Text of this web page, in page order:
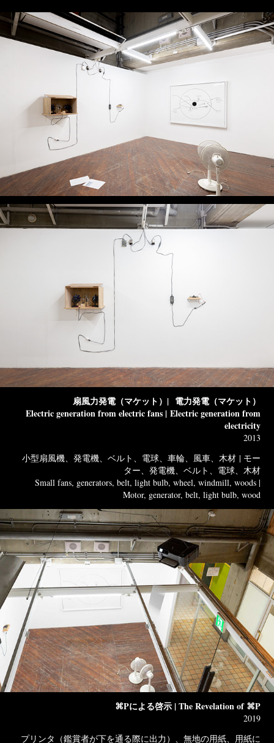
扇風力発電（マケット）| 電力発電（マケット）
Electric generation from electric fans |Electric generation from
electricity
2013
小型扇風機、発電機、ベルト、電球、車輪、風車、木材 | モー
ター、発電機、ベルト、電球、木材
Small fans, generators, belt, light bulb, wheel, windmill, woods |
Motor, generator, belt, light bulb, wood
⌘Pによる啓示 | The Revelation of ⌘P
2019
プリンタ（鑑賞者が下を通る際に出力）、無地の用紙、用紙に